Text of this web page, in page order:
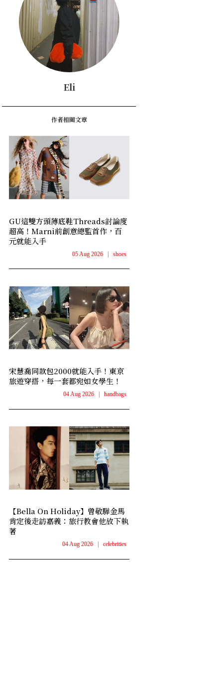
Eli
作者相關文章
GU這雙方頭薄底鞋Threads討論度
超高！Marni前創意總監首作，百
元就能入手
05 Aug 2026 | shoes
宋慧喬同款包2000就能入手！東京
旅遊穿搭，每一套都宛如女學生！
04 Aug 2026 handbags
【Bella On Holiday】曾敬驊金馬
肯定後走訪嘉義：旅行教會他放下執
著
04 Aug 2026 celebrities